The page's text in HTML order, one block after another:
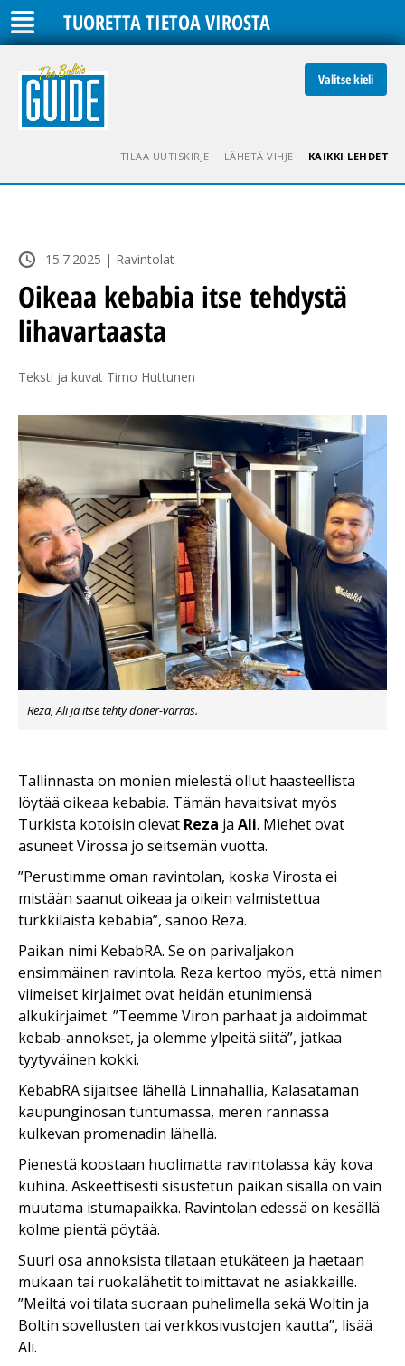
TUORETTA TIETOA VIROSTA
Valitse kieli
TILAA UUTISKIRJE LÄHETÄ VIHJE KAIKKI LEHDET
15.7.2025 | Ravintolat
Oikeaa kebabia itse tehdystä
lihavartaasta
Teksti ja kuvat Timo Huttunen
Reza, Ali ja itse tehty döner-varras.
Tallinnasta on monien mielestä ollut haasteellista
löytää oikeaa kebabia. Tämän havaitsivat myös
Turkista kotoisin olevat Reza ja Ali. Miehet ovat
asuneet Virossa jo seitsemän vuotta.
”Perustimme oman ravintolan, koska Virosta ei
mistään saanut oikeaa ja oikein valmistettua
turkkilaista kebabia”, sanoo Reza.
Paikan nimi KebabRA. Se on parivaljakon
ensimmäinen ravintola. Reza kertoo myös, että nimen
viimeiset kirjaimet ovat heidän etunimiensä
alkukirjaimet. ”Teemme Viron parhaat ja aidoimmat
kebab-annokset, ja olemme ylpeitä siitä”, jatkaa
tyytyväinen kokki.
KebabRA sijaitsee lähellä Linnahallia, Kalasataman
kaupunginosan tuntumassa, meren rannassa
kulkevan promenadin lähellä.
Pienestä koostaan huolimatta ravintolassa käy kova
kuhina. Askeettisesti sisustetun paikan sisällä on vain
muutama istumapaikka. Ravintolan edessä on kesällä
kolme pientä pöytää.
Suuri osa annoksista tilataan etukäteen ja haetaan
mukaan tai ruokalähetit toimittavat ne asiakkaille.
”Meiltä voi tilata suoraan puhelimella sekä Woltin ja
Boltin sovellusten tai verkkosivustojen kautta”, lisää
Ali.